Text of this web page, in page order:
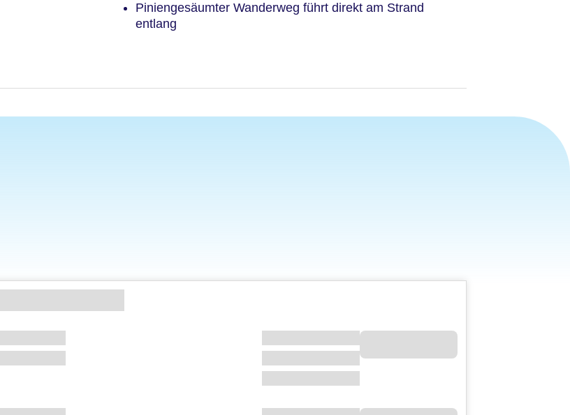
Piniengesäumter Wanderweg führt direkt am Strand
entlang